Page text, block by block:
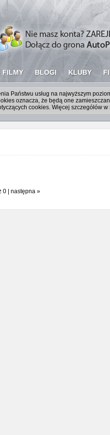
FILMY BLOGI KLUBY
Państwu usług na najwyższym
oznacza, że będą one
cookies. Więcej szczegółów w
0 | następna »